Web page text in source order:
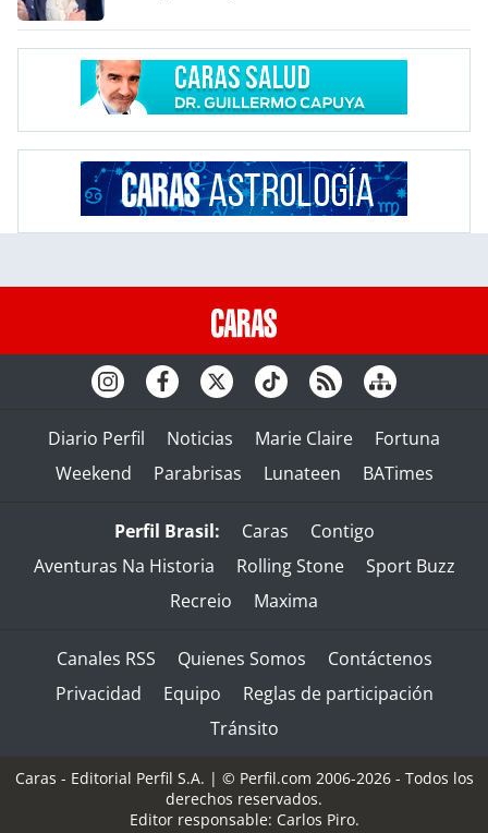
Diario Perfil Noticias Marie Claire
Fortuna
Weekend
Parabrisas Lunateen BATimes
Perfil Brasil: Caras
Contigo
Aventuras Na Historia
Rolling Stone
Sport Buzz
Recreio
Maxima
Canales RSS Quienes Somos
Contáctenos
Privacidad
Equipo
Reglas de participación
Tránsito
Caras - Editorial Perfil S.A. | © Perfil.com 2006-2026 - Todos los
derechos reservados.
Editor responsable: Carlos Piro.